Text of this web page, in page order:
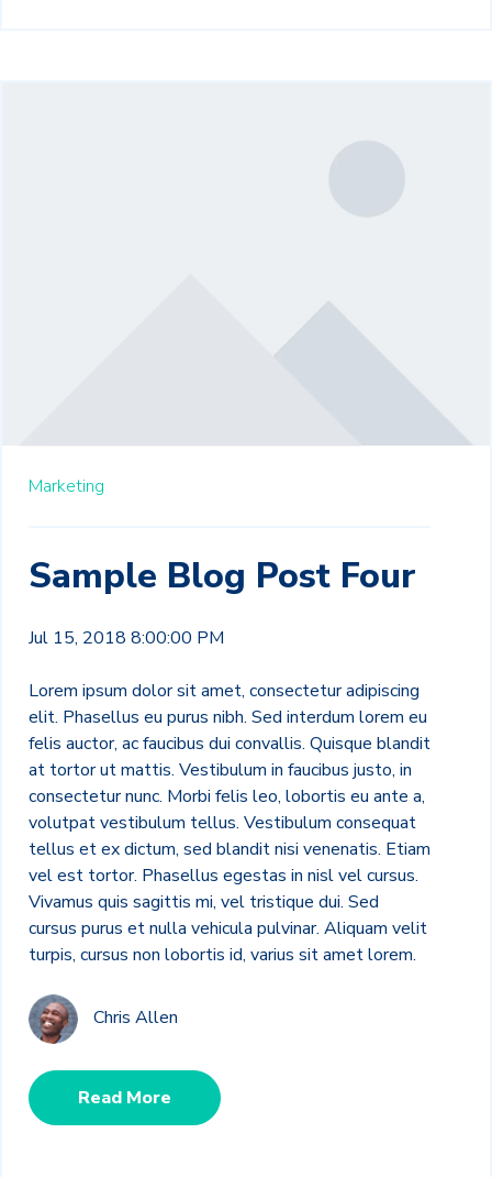
Marketing
Sample Blog Post Four
Jul 15, 2018 8:00:00 PM
Lorem ipsum dolor sit amet, consectetur adipiscing
elit. Phasellus eu purus nibh. Sed interdum lorem eu
felis auctor, ac faucibus dui convallis. Quisque blandit
at tortor ut mattis. Vestibulum in faucibus justo, in
consectetur nunc. Morbi felis leo, lobortis eu ante a,
volutpat vestibulum tellus. Vestibulum consequat
tellus et ex dictum, sed blandit nisi venenatis. Etiam
vel est tortor. Phasellus egestas in nisl vel cursus.
Vivamus quis sagittis mi, vel tristique dui. Sed
cursus purus et nulla vehicula pulvinar. Aliquam velit
turpis, cursus non lobortis id, varius sit amet lorem.
Chris Allen
Read More